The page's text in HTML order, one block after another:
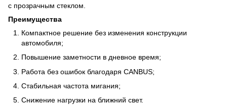
с прозрачным стеклом.
Преимущества
Компактное решение без изменения конструкции
автомобиля;
Повышение заметности в дневное время;
Работа без ошибок благодаря CANBUS;
Стабильная частота мигания;
Снижение нагрузки на ближний свет.